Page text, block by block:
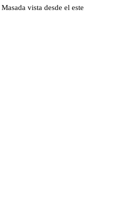
vista desde el este